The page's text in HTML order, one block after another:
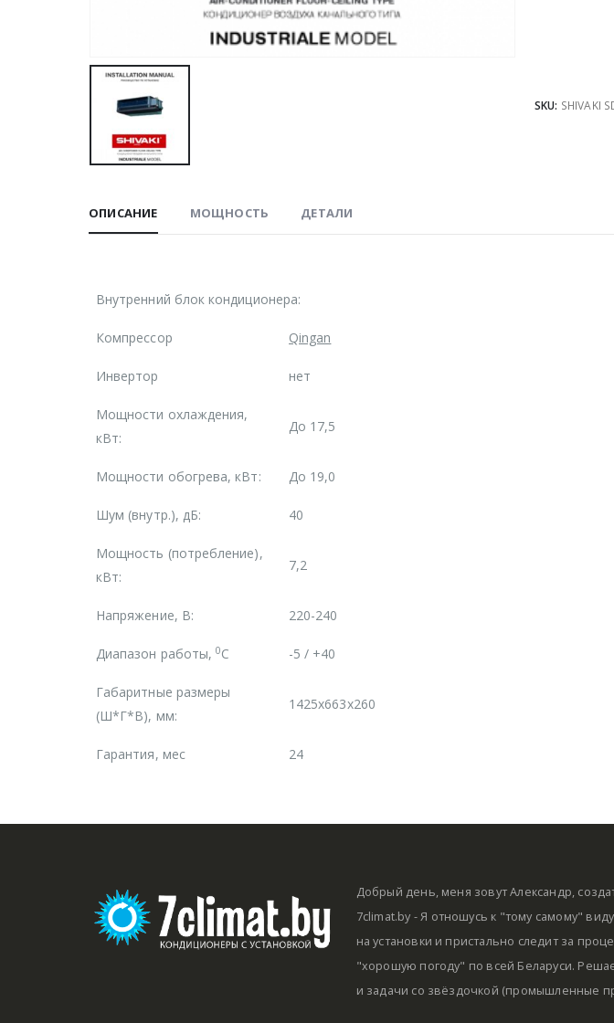
SKU: SHIVAKI
ОПИСАНИЕ МОЩНОСТЬ ДЕТАЛИ
Внутренний блок кондиционера:
Компрессор Qingan
Инвертор нет
Мощности охлаждения,
кВт:
До 17,5
Мощности обогрева, кВт: До 19,0
Шум (внутр.), дБ: 40
Мощность (потребление),
кВт:
7,2
Напряжение, В: 220-240
Диапазон работы,0С -5 / +40
Габаритные размеры
(Ш*Г*В), мм:
1425x663x260
Гарантия, мес 24
Добрый день, меня зовут Александр,
7climat.by - Я отношусь к "тому самому"
на установки и пристально следит за
"хорошую погоду" по всей Беларуси.
и задачи со звёздочкой (промышленные